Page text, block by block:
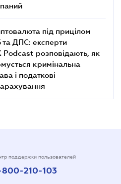
під прицілом
та ДПС: експерти
Podcast розповідають, як
кримінальна
і податкові
поддержки пользователей
210-103